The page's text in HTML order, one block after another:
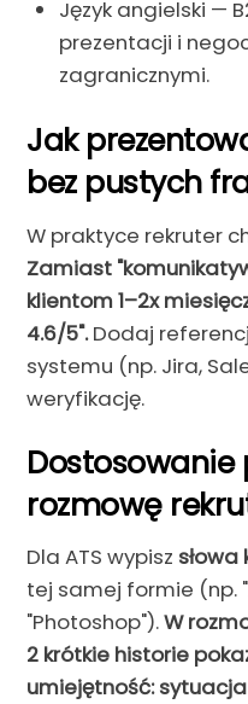
Język angielski —
prezentacji i
zagranicznymi.
Jak
bez pustych
W praktyce rekruter
Zamiast
klientom 1–2x
4.6/5".Dodaj
systemu (np. Jira,
weryfikację.
Dostosowanie
rozmowę
Dla ATS wypisz słowa
tej samej formie (np.
"Photoshop").W
2 krótkie historie
umiejętność: